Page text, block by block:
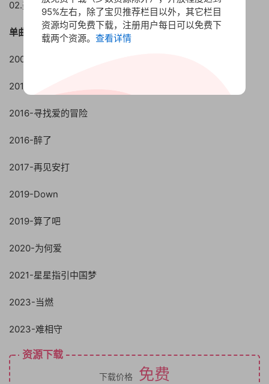
02.美味的想念
单曲列表
2007-最爱的还是你《终极一家片尾曲》
2015-请全部留下
2016-寻找爱的冒险
2016-醉了
2017-再见安打
2019-Down
2019-算了吧
2020-为何爱
2021-星星指引中国梦
2023-当燃
2023-难相守
资源下载
下载价格 免费
95%左右，除了宝贝推荐栏目以外，其它栏目
资源均可免费下载，注册用户每日可以免费下
载两个资源。 查看详情